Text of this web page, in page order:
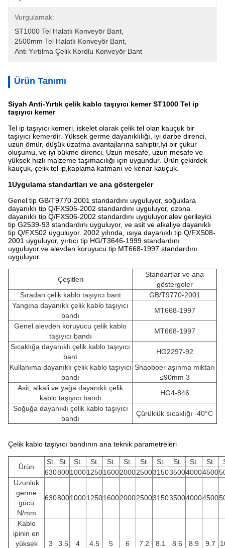
Vurgulamak:
ST1000 Tel Halatlı Konveyör Bant
2500mm Tel Halatlı Konveyör Bant
Anti Yırtılma Çelik Kordlu Konveyör Bant
Ürün Tanımı
Siyah Anti-Yırtık çelik kablo taşıyıcı kemer ST1000 Tel ip
taşıyıcı kemer
Tel ip taşıyıcı kemeri, iskelet olarak çelik tel olan kauçuk bir
taşıyıcı kemerdir. Yüksek germe dayanıklılığı, iyi darbe direnci,
uzun ömür, düşük uzatma avantajlarına sahiptir,İyi bir çukur
oluşumu, ve iyi bükme direnci. Uzun mesafe, uzun mesafe ve
yüksek hızlı malzeme taşımacılığı için uygundur. Ürün çekirdek
kauçuk, çelik tel ip,kaplama katmanı ve kenar kauçuk.
1Uygulama standartları ve ana göstergeler
Genel tip GB/T9770-2001 standardını uyguluyor, soğuklara
dayanıklı tip Q/FXS05-2002 standardını uyguluyor, ozona
dayanıklı tip Q/FXS06-2002 standardını uyguluyor.alev gerileyici
tip G2539-93 standardını uyguluyor, ve asit ve alkaliye dayanıklı
tip Q/FXS02 uyguluyor. 2002 yılında, ısıya dayanıklı tip Q/FXS08-
2001 uyguluyor, yırtıcı tip HG/T3646-1999 standardını
uyguluyor.ve alevden koruyucu tip MT668-1997 standardını
uyguluyor.
Çeşitleri
Standartlar ve ana
göstergeler
Sıradan çelik kablo taşıyıcı bant
GB/T9770-2001
Yangına dayanıklı çelik kablo taşıyıcı
bandı
MT668-1997
Genel alevden koruyucu çelik kablo
taşıyıcı bandı
MT668-1997
Sıcaklığa dayanıklı çelik kablo taşıyıcı
bant
HG2297-92
Kullanıma dayanıklı çelik kablo taşıyıcı
bandı
Shaoboer aşınma miktarı
≤90mm 3
Asit, alkali ve yağa dayanıklı çelik
kablo taşıyıcı bandı
HG4-846
Soğuğa dayanıklı çelik kablo taşıyıcı
bandı
Çürüklük sıcaklığı -40°C
Çelik kablo taşıyıcı bandının ana teknik parametreleri
Ürün
St. St. St. St. St. St. St. St. St. St. St.
630800100012501600200025003150350040004500
Uzunluk
germe
gücü
N/mm
630800100012501600200025003150350040004500
Kablo
ipinin en
yüksek
3 3.5 4 4.5 5 6 7.2 8.1 8.6 8.9 9.7